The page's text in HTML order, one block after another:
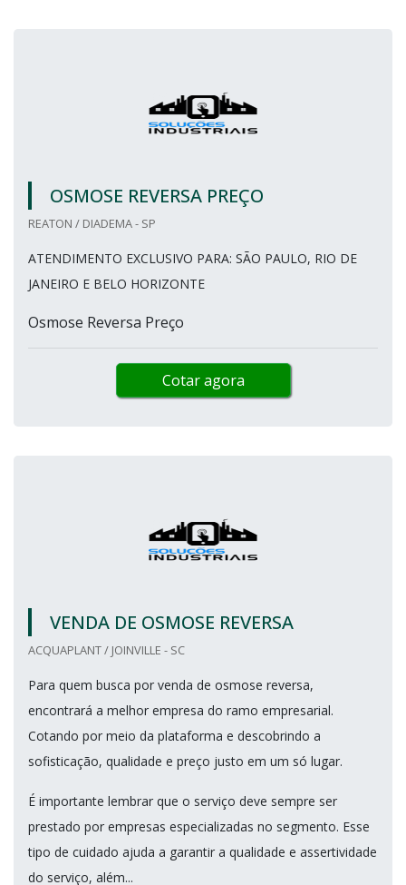
OSMOSE REVERSA PREÇO
REATON / DIADEMA - SP
ATENDIMENTO EXCLUSIVO PARA: SÃO PAULO, RIO DE
JANEIRO E BELO HORIZONTE
Osmose Reversa Preço
Cotar agora
VENDA DE OSMOSE REVERSA
ACQUAPLANT / JOINVILLE - SC
Para quem busca por venda de osmose reversa,
encontrará a melhor empresa do ramo empresarial.
Cotando por meio da plataforma e descobrindo a
sofisticação, qualidade e preço justo em um só lugar.
É importante lembrar que o serviço deve sempre ser
prestado por empresas especializadas no segmento. Esse
tipo de cuidado ajuda a garantir a qualidade e assertividade
do serviço, além...